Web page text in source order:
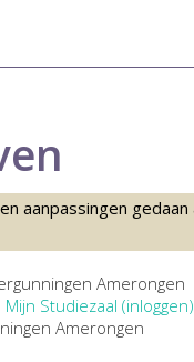
aanpassingen
Amerongen
Mijn Studiezaal (inloggen)
Amerongen